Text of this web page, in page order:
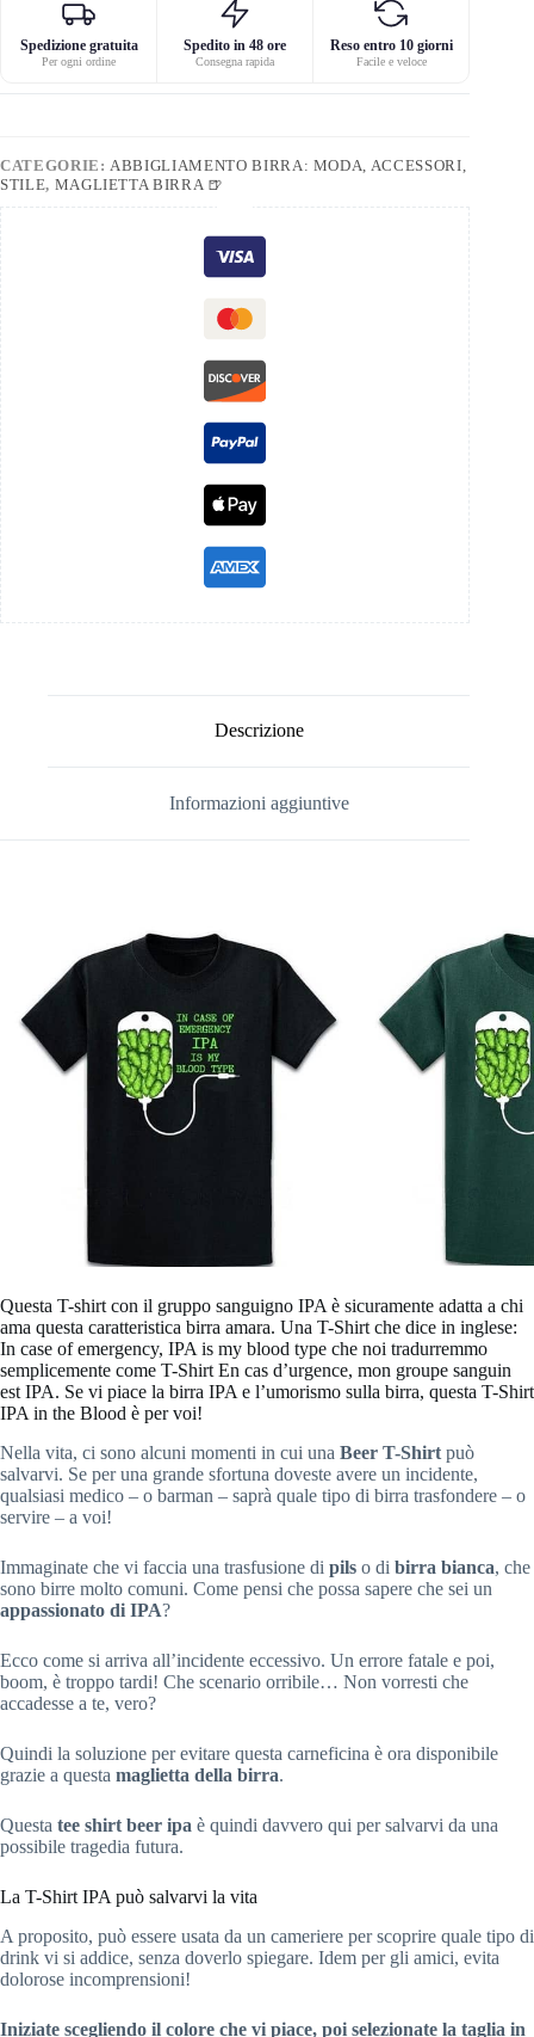
Spedizione gratuita
Per ogni ordine
Spedito in 48 ore
Consegna rapida
Reso entro 10 giorni
Facile e veloce
CATEGORIE: ABBIGLIAMENTO BIRRA: MODA, ACCESSORI,
STILE, MAGLIETTA BIRRA 🍺
Descrizione
Informazioni aggiuntive
Questa T-shirt con il gruppo sanguigno IPA è sicuramente adatta a chi
ama questa caratteristica birra amara. Una T-Shirt che dice in inglese:
In case of emergency, IPA is my blood type che noi tradurremmo
semplicemente come T-Shirt En cas d’urgence, mon groupe sanguin
est IPA. Se vi piace la birra IPA e l’umorismo sulla birra, questa T-Shirt
IPA in the Blood è per voi!
Nella vita, ci sono alcuni momenti in cui una Beer T-Shirt può
salvarvi. Se per una grande sfortuna doveste avere un incidente,
qualsiasi medico – o barman – saprà quale tipo di birra trasfondere – o
servire – a voi!
Immaginate che vi faccia una trasfusione di pils o di birra bianca, che
sono birre molto comuni. Come pensi che possa sapere che sei un
appassionato di IPA?
Ecco come si arriva all’incidente eccessivo. Un errore fatale e poi,
boom, è troppo tardi! Che scenario orribile… Non vorresti che
accadesse a te, vero?
Quindi la soluzione per evitare questa carneficina è ora disponibile
grazie a questa maglietta della birra.
Questa tee shirt beer ipa è quindi davvero qui per salvarvi da una
possibile tragedia futura.
La T-Shirt IPA può salvarvi la vita
A proposito, può essere usata da un cameriere per scoprire quale tipo di
drink vi si addice, senza doverlo spiegare. Idem per gli amici, evita
dolorose incomprensioni!
Iniziate scegliendo il colore che vi piace, poi selezionate la taglia in